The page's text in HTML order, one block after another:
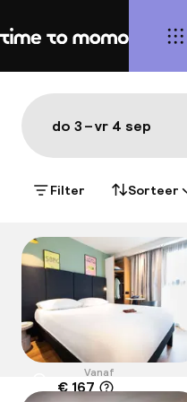
Home
Kaart Parijs:
Toon op de kaart:
do 3 – vr 4 sep
Filter Sorteer
Locatie
Vanaf
€ 167